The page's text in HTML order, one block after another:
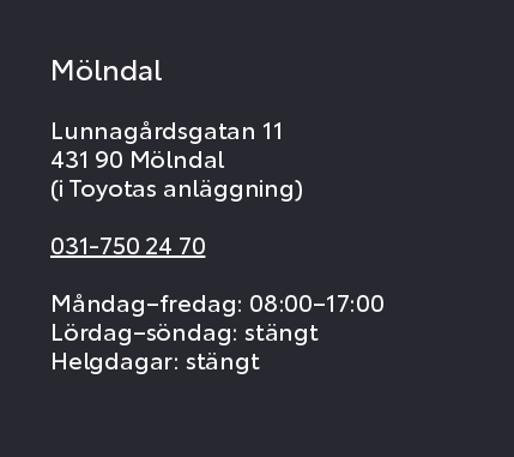
Mölndal
Lunnagårdsgatan 11
431 90 Mölndal
(i Toyotas anläggning)
031-750 24 70
Måndag–fredag: 08:00–17:00
Lördag–söndag: stängt
Helgdagar: stängt